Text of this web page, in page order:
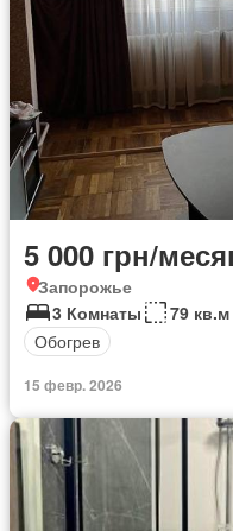
5 000 грн/
Запорожье
3 Комнаты
79 кв.м
Обогрев
15 февр. 2026